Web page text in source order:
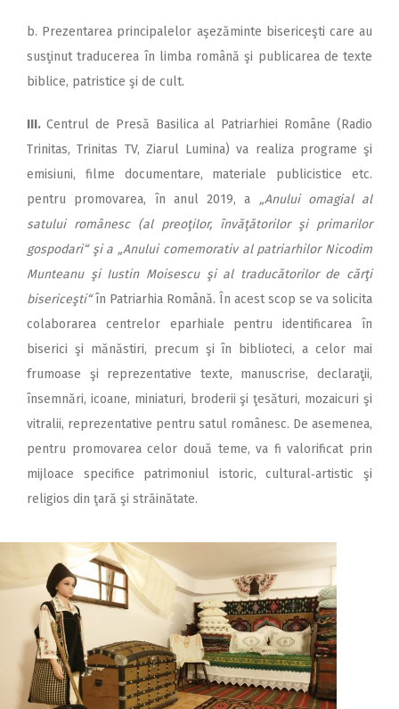
b. Prezentarea principalelor aşezăminte bisericeşti care au
susţinut traducerea în limba română şi publicarea de texte
biblice, patristice şi de cult.
III. Centrul de Presă Basilica al Patriarhiei Române (Radio
Trinitas, Trinitas TV, Ziarul Lumina) va realiza programe şi
emisiuni, filme documentare, materiale publicistice etc.
pentru promovarea, în anul 2019, a „Anului omagial al
satului românesc (al preoţilor, învăţătorilor şi primarilor
gospodari“ şi a „Anului comemorativ al patriarhilor Nicodim
Munteanu şi Iustin Moisescu şi al traducătorilor de cărţi
bisericeşti“în Patriarhia Română. În acest scop se va solicita
colaborarea centrelor eparhiale pentru identificarea în
biserici şi mănăstiri, precum şi în biblioteci, a celor mai
frumoase şi reprezentative texte, manuscrise, declaraţii,
însemnări, icoane, miniaturi, broderii şi ţesături, mozaicuri şi
vitralii, reprezentative pentru satul românesc. De asemenea,
pentru promovarea celor două teme, va fi valorificat prin
mijloace specifice patrimoniul istoric, cultural‑artistic şi
religios din ţară şi străinătate.